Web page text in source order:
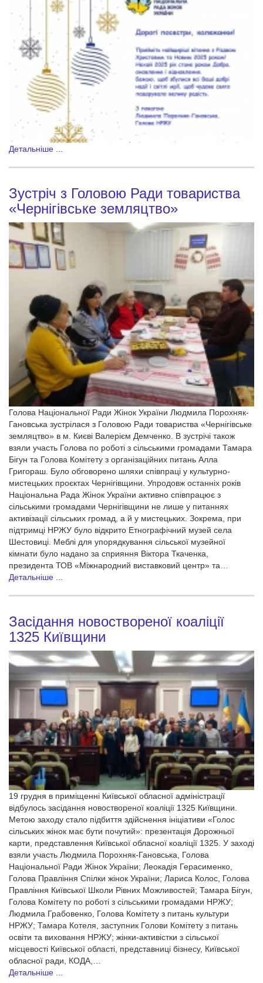
Детальніше ...
Зустріч з Головою Ради товариства
«Чернігівське земляцтво»
Голова Національної Ради Жінок України Людмила Порохняк-
Гановська зустрілася з Головою Ради товариства «Чернігівське
земляцтво» в м. Києві Валерієм Демченко. В зустрічі також
взяли участь Голова по роботі з сільськими громадами Тамара
Бігун та Голова Комітету з організаційних питань Алла
Григораш. Було обговорено шляхи співпраці у культурно-
мистецьких проєктах Чернігівщини. Упродовж останніх років
Національна Рада Жінок України активно співпрацює з
сільськими громадами Чернігівщини не лише у питаннях
активізації сільських громад, а й у мистецьких. Зокрема, при
підтримці НРЖУ було відкрито Етнографічний музей села
Шестовиці. Меблі для упорядкування сільської музейної
кімнати було надано за сприяння Віктора Ткаченка,
президента ТОВ «Міжнародний виставковий центр» та…
Детальніше ...
Засідання новоствореної коаліції
1325 Київщини
19 грудня в приміщенні Київської обласної адміністрації
відбулось засідання новоствореної коаліції 1325 Київщини.
Метою заходу стало підбиття здійснення ініціативи «Голос
сільських жінок має бути почутий»: презентація Дорожньої
карти, представлення Київської обласної коаліції 1325. У заході
взяли участь Людмила Порохняк-Гановська, Голова
Національної Ради Жінок України; Леокадія Герасименко,
Голова Правління Спілки жінок України; Лариса Колос, Голова
Правління Київської Школи Рівних Можливостей; Тамара Бігун,
Голова Комітету по роботі з сільськими громадами НРЖУ;
Людмила Грабовенко, Голова Комітету з питань культури
НРЖУ; Тамара Котеля, заступник Голови Комітету з питань
освіти та виховання НРЖУ; жінки-активістки з сільської
місцевості Київської області, представниці бізнесу, Київської
обласної ради, КОДА,…
Детальніше ...